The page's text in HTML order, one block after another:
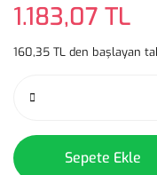
1.183,07 TL
160,35 TL den başlayan
Sepete Ekle